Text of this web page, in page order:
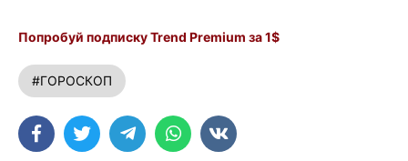
Попробуй подписку Trend Premium за 1$
#ГОРОСКОП